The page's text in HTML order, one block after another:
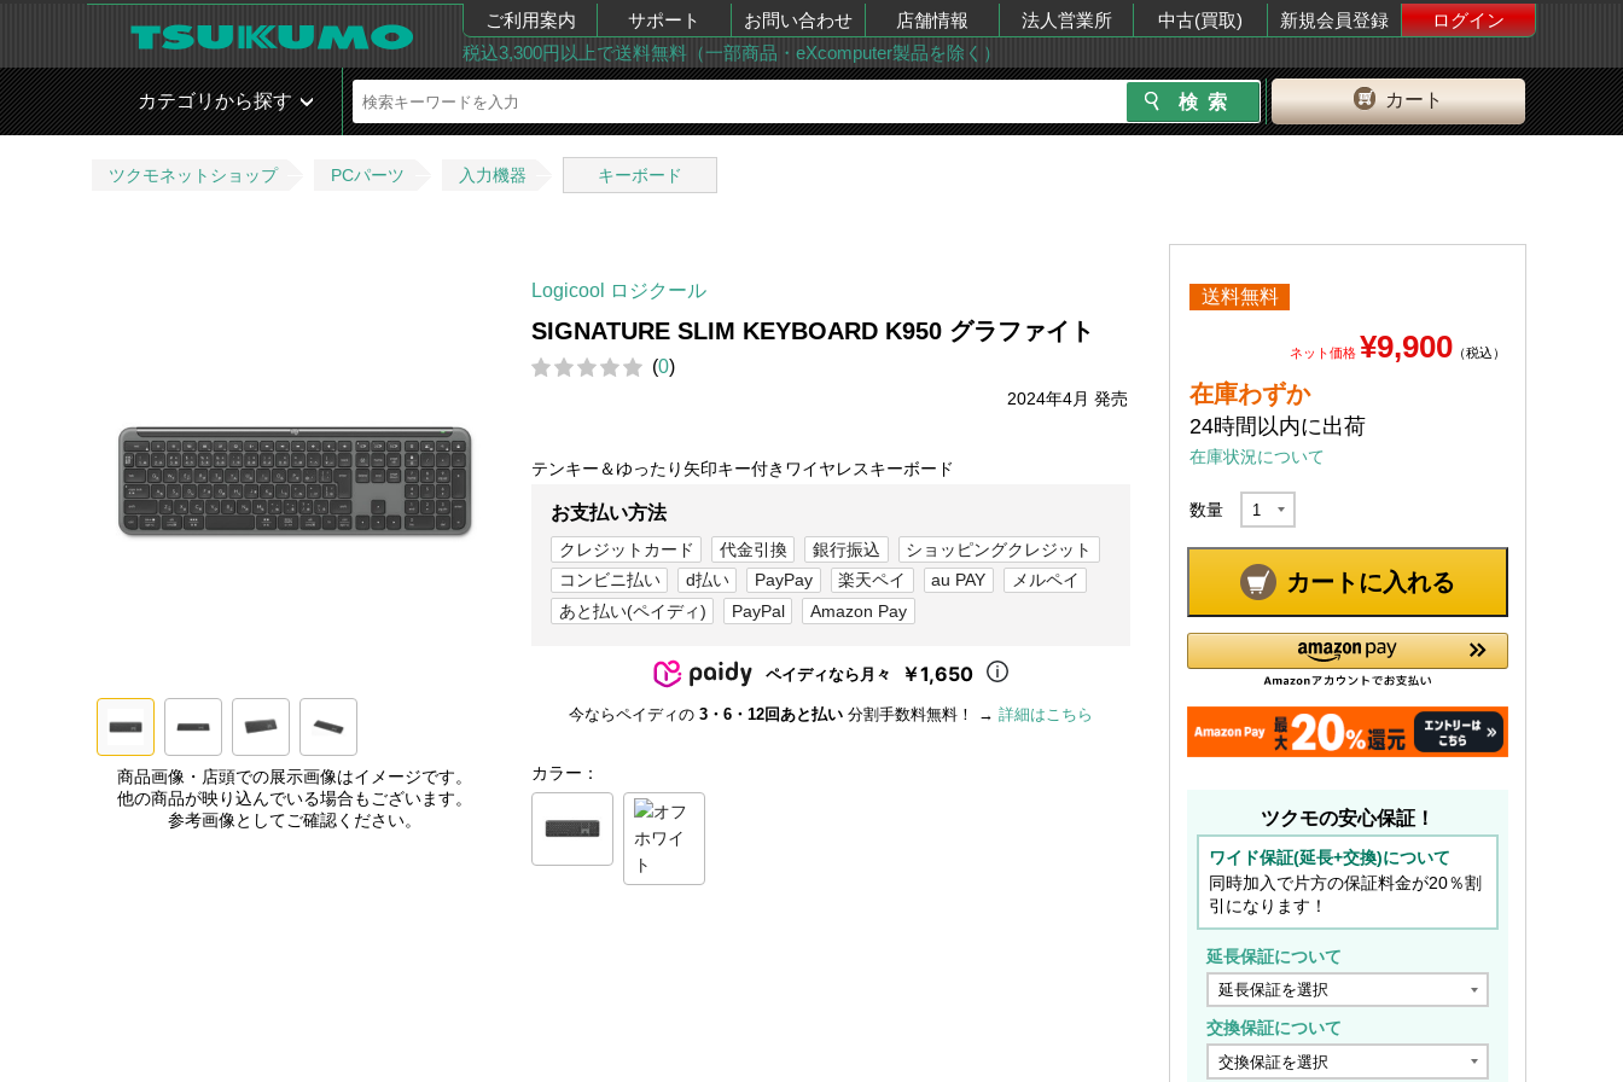
ご利用案内 サポート お問い合わせ 店舗情報 法人営業所 中古(買取) 新規会員登録
ログイン
税込3,300円以上で送料無料（一部商品・eXcomputer製品を除く）
カート
カテゴリから探す
ツクモネットショップ PCパーツ 入力機器 キーボード
商品画像・店頭での展示画像はイメージです。
他の商品が映り込んでいる場合もございます。
参考画像としてご確認ください。
Logicool ロジクール
SIGNATURE SLIM KEYBOARD K950 グラファイト
(0)
2024年4月 発売
テンキー＆ゆったり矢印キー付きワイヤレスキーボード
お支払い方法
クレジットカード 代金引換 銀行振込
ショッピングクレジット
コンビニ払い
d払い PayPay 楽天ペイ au PAY
メルペイ
あと払い(ペイディ)
PayPal Amazon Pay
ペイディなら月々 ￥1,650
今ならペイディの 3・6・12回あと払い 分割手数料無料！ → 詳細はこちら
カラー：
送料無料
ネット価格 ¥9,900 （税込）
在庫わずか
24時間以内に出荷
在庫状況について
数量
カートに入れる
ツクモの安心保証！
ワイド保証(延長+交換)について
同時加入で片方の保証料金が20％割
引になります！
延長保証について
交換保証について